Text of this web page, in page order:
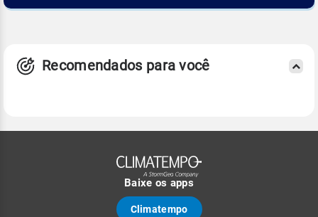
Recomendados para você
Baixe os apps
Climatempo